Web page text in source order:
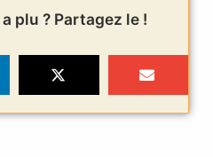
plu ? Partagez le !